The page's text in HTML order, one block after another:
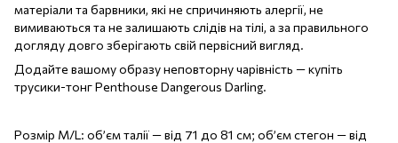
матеріали та барвники, які не спричиняють алергії, не
вимиваються та не залишають слідів на тілі, а за правильного
догляду довго зберігають свій первісний вигляд.
Додайте вашому образу неповторну чарівність — купіть
трусики-тонг Penthouse Dangerous Darling.
Розмір M/L: об’єм талії — від 71 до 81 см; об’єм стегон — від